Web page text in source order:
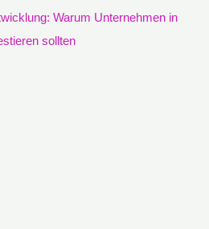
Warum Unternehmen in
sollten